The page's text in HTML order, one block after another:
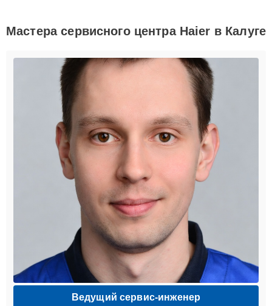
Мастера сервисного центра Haier в Калуге
Ведущий сервис-инженер